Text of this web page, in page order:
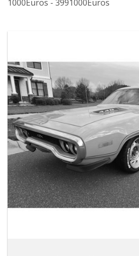
1000Euros - 3991000Euros